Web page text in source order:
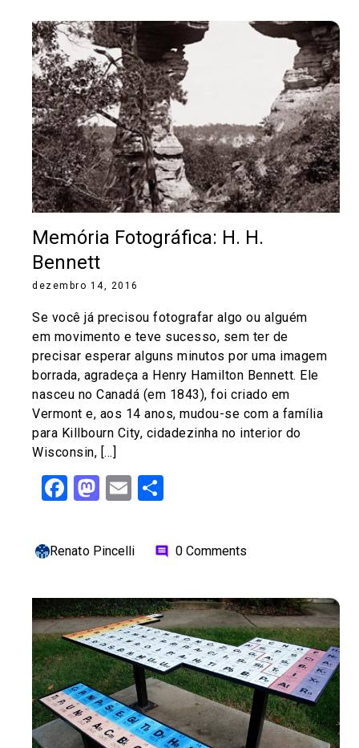
Memória Fotográfica: H. H.
Bennett
dezembro 14, 2016
Se você já precisou fotografar algo ou alguém
em movimento e teve sucesso, sem ter de
precisar esperar alguns minutos por uma imagem
borrada, agradeça a Henry Hamilton Bennett. Ele
nasceu no Canadá (em 1843), foi criado em
Vermont e, aos 14 anos, mudou-se com a família
para Killbourn City, cidadezinha no interior do
Wisconsin, […]
Facebook
Mastodon
Email
Renato Pincelli comment 0 Comments